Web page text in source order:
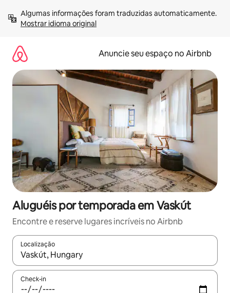
para
Mostrar idioma original
Anuncie seu espaço no Airbnb
Aluguéis por temporada em Vaskút
Encontre e reserve lugares incríveis no Airbnb
Localização
Quando os resultados estiverem disponíveis, explore-os
Check-in